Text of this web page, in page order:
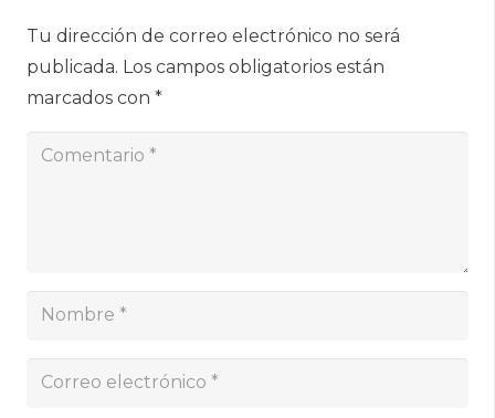
Tu dirección de correo electrónico no será
publicada. Los campos obligatorios están
marcados con *